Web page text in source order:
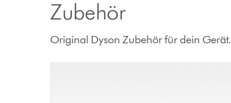
Zubehör
Original Dyson Zubehör für dein Gerät.